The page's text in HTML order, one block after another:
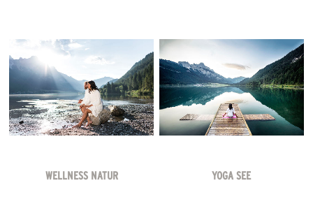
WELLNESS NATUR YOGA SEE